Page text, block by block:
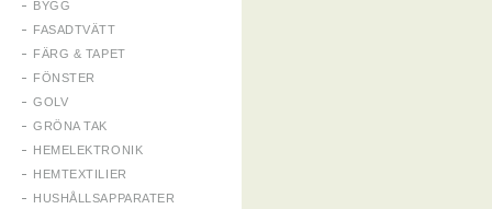
BYGG
FASADTVÄTT
FÄRG & TAPET
FÖNSTER
GOLV
GRÖNA TAK
HEMELEKTRONIK
HEMTEXTILIER
HUSHÅLLSAPPARATER